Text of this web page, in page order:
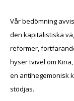
Vår bedömning
den kapitalistiska
reformer,
hyser tvivel om
en antihegemonisk
stödjas.